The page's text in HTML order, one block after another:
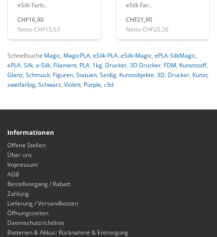
eSilk Farb..
CHF16,90
Netto CHF15,63
eSilk Far..
CHF21,90
Netto CHF20,26
Schnellsuche Magic, MagicPLA, eSilk-PLA, eSilk-Magic, ePLA-SilkMagic,
ePLA, Silk, e-Silk, Filament, PLA, 1kg, Drucker, 3D Drucker, FDM, Kunststoff,
Glanz, Schmuck, Figuren, Statuen, Seidig, Kunstobjekte, 3D, Drucker, Kunst,
zweifarbig, Schwarz, Violett, Purple, r3d
Informationen
Offene Stellen
Über uns
Impressum
AGB
Bestellvorgang / Rabatt
Zahlung
Lieferung / Versandkosten
Öffnungszeiten
Datenschutzrichtlinie
Batterien & Akkus: Rücknahme & Entsorgung